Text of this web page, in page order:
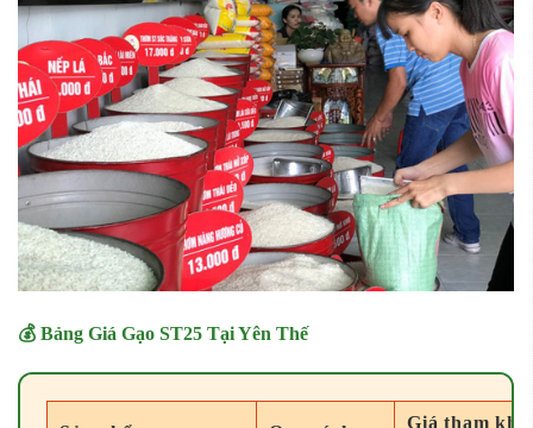
💰 Bảng Giá Gạo ST25 Tại Yên Thế
Giá tham